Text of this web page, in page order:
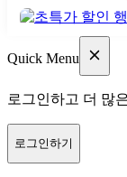
Quick Menu
로그인하고 더 많
로그인하기